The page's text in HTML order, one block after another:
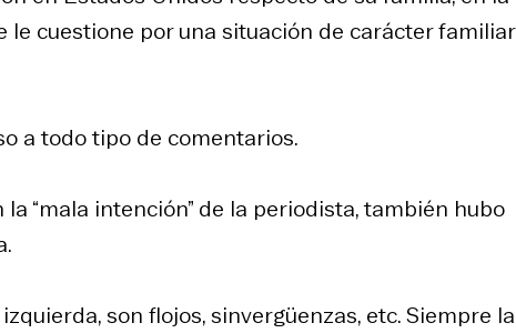
le cuestione por una situación de carácter familiar
a todo tipo de comentarios.
“mala intención” de la periodista, también hubo
son flojos, sinvergüenzas, etc. Siempre la